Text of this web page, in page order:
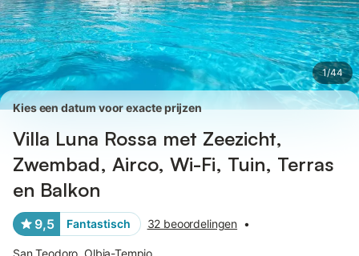
1/44
Kies een datum voor exacte prijzen
Villa Luna Rossa met Zeezicht,
Zwembad, Airco, Wi-Fi, Tuin, Terras
en Balkon
9,5 Fantastisch 32 beoordelingen •
San Teodoro, Olbia-Tempio